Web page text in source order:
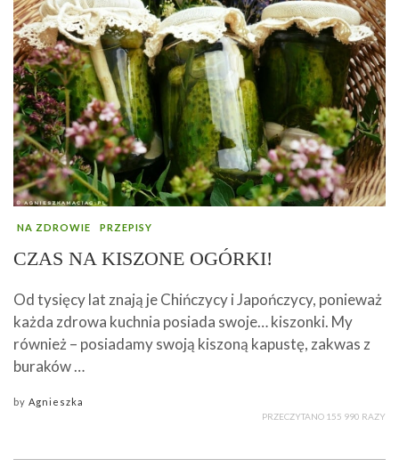
NA ZDROWIE PRZEPISY
CZAS NA KISZONE OGÓRKI!
Od tysięcy lat znają je Chińczycy i Japończycy, ponieważ
każda zdrowa kuchnia posiada swoje… kiszonki. My
również – posiadamy swoją kiszoną kapustę, zakwas z
buraków …
by Agnieszka
PRZECZYTANO 155 990 RAZY